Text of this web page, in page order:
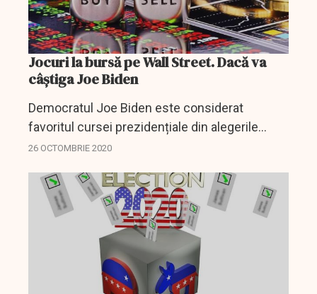
Jocuri la bursă pe Wall Street. Dacă va
câștiga Joe Biden
Democratul Joe Biden este considerat
favoritul cursei prezidențiale din alegerile
americane prevăzute pentru 3 noiembrie. Ce
victoriei acestui...
26 OCTOMBRIE 2020